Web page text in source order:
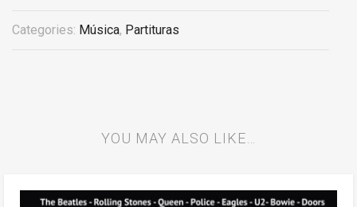
Categories: Música, Partituras
YOU MAY ALSO LIKE…